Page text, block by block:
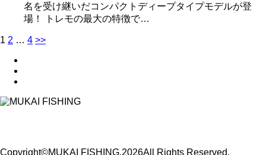
名を受け継いだコンパクトディープタイプモデルが登
場！ トレモの最大の特徴で…
1 2 … 4 >>
Copyright©MUKAI FISHING,2026All Rights Reserved.